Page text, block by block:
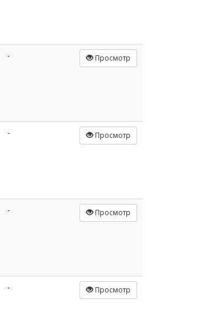
- Просмотр
- Просмотр
- Просмотр
- Просмотр